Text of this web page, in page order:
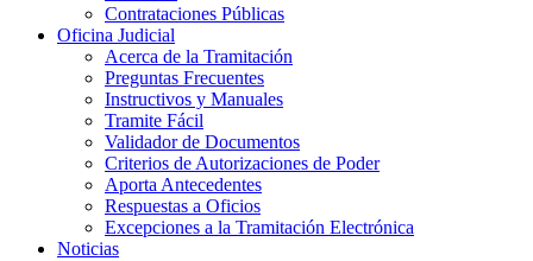
Contrataciones Públicas
Oficina Judicial
Acerca de la Tramitación
Preguntas Frecuentes
Instructivos y Manuales
Tramite Fácil
Validador de Documentos
Criterios de Autorizaciones de Poder
Aporta Antecedentes
Respuestas a Oficios
Excepciones a la Tramitación Electrónica
Noticias